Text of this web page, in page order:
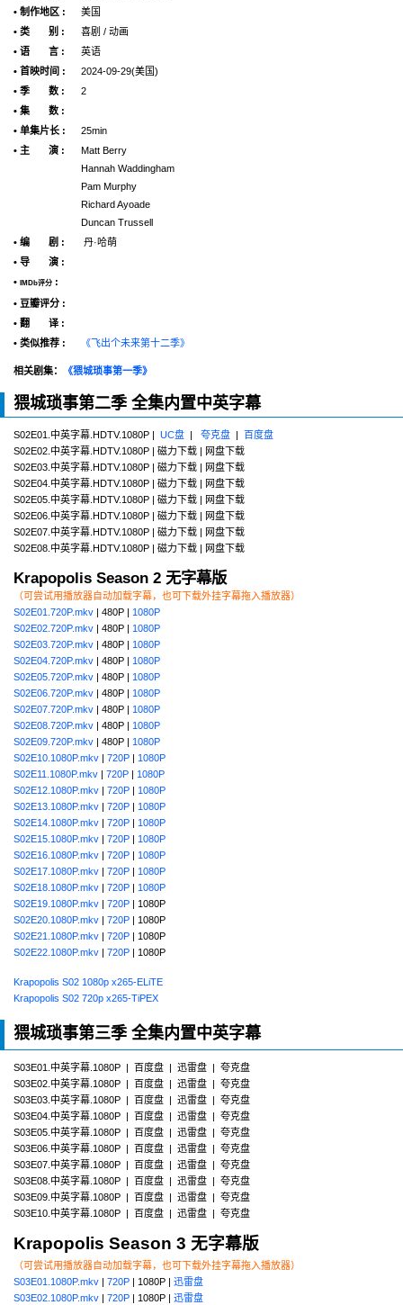
• 制作地区 :
美国
• 类 别 :
喜剧 / 动画
• 语 言 :
英语
• 首映时间 :
2024-09-29(美国)
• 季 数 :
2
• 集 数 :
• 单集片长 :
25min
• 主 演 :
Matt Berry
Hannah Waddingham
Pam Murphy
Richard Ayoade
Duncan Trussell
• 编 剧 :
丹·哈萌
• 导 演 :
•
IMDb评分 :
• 豆瓣评分 :
• 翻 译 :
• 类似推荐 :
《飞出个未来第十二季》
相关剧集： 《猥城琐事第一季》
猥城琐事第二季 全集内置中英字幕
S02E01.中英字幕.HDTV.1080P | UC盘 | 夸克盘 | 百度盘
S02E02.中英字幕.HDTV.1080P | 磁力下载 | 网盘下载
S02E03.中英字幕.HDTV.1080P | 磁力下载 | 网盘下载
S02E04.中英字幕.HDTV.1080P | 磁力下载 | 网盘下载
S02E05.中英字幕.HDTV.1080P | 磁力下载 | 网盘下载
S02E06.中英字幕.HDTV.1080P | 磁力下载 | 网盘下载
S02E07.中英字幕.HDTV.1080P | 磁力下载 | 网盘下载
S02E08.中英字幕.HDTV.1080P | 磁力下载 | 网盘下载
Krapopolis Season 2 无字幕版
（可尝试用播放器自动加载字幕，也可下载外挂字幕拖入播放器）
S02E01.720P.mkv | 480P | 1080P
S02E02.720P.mkv | 480P | 1080P
S02E03.720P.mkv | 480P | 1080P
S02E04.720P.mkv | 480P | 1080P
S02E05.720P.mkv | 480P | 1080P
S02E06.720P.mkv | 480P | 1080P
S02E07.720P.mkv | 480P | 1080P
S02E08.720P.mkv | 480P | 1080P
S02E09.720P.mkv | 480P | 1080P
S02E10.1080P.mkv | 720P | 1080P
S02E11.1080P.mkv | 720P | 1080P
S02E12.1080P.mkv | 720P | 1080P
S02E13.1080P.mkv | 720P | 1080P
S02E14.1080P.mkv | 720P | 1080P
S02E15.1080P.mkv | 720P | 1080P
S02E16.1080P.mkv | 720P | 1080P
S02E17.1080P.mkv | 720P | 1080P
S02E18.1080P.mkv | 720P | 1080P
S02E19.1080P.mkv | 720P | 1080P
S02E20.1080P.mkv | 720P | 1080P
S02E21.1080P.mkv | 720P | 1080P
S02E22.1080P.mkv | 720P | 1080P
Krapopolis S02 1080p x265-ELiTE
Krapopolis S02 720p x265-TiPEX
猥城琐事第三季 全集内置中英字幕
S03E01.中英字幕.1080P | 百度盘 | 迅雷盘 | 夸克盘
S03E02.中英字幕.1080P | 百度盘 | 迅雷盘 | 夸克盘
S03E03.中英字幕.1080P | 百度盘 | 迅雷盘 | 夸克盘
S03E04.中英字幕.1080P | 百度盘 | 迅雷盘 | 夸克盘
S03E05.中英字幕.1080P | 百度盘 | 迅雷盘 | 夸克盘
S03E06.中英字幕.1080P | 百度盘 | 迅雷盘 | 夸克盘
S03E07.中英字幕.1080P | 百度盘 | 迅雷盘 | 夸克盘
S03E08.中英字幕.1080P | 百度盘 | 迅雷盘 | 夸克盘
S03E09.中英字幕.1080P | 百度盘 | 迅雷盘 | 夸克盘
S03E10.中英字幕.1080P | 百度盘 | 迅雷盘 | 夸克盘
Krapopolis Season 3 无字幕版
（可尝试用播放器自动加载字幕，也可下载外挂字幕拖入播放器）
S03E01.1080P.mkv | 720P | 1080P | 迅雷盘
S03E02.1080P.mkv | 720P | 1080P | 迅雷盘